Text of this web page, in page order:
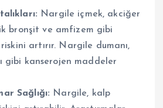
Nargile içmek, akciğer
bronşit ve amfizem gibi
artırır. Nargile dumanı,
gibi kanserojen maddeler
Sağlığı: Nargile, kalp